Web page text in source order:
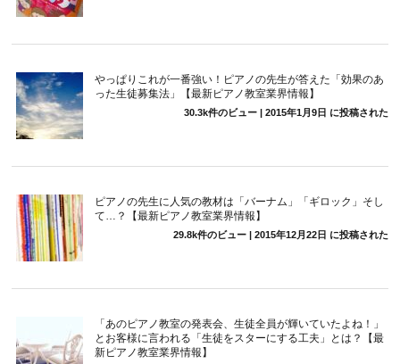
やっぱりこれが一番強い！ピアノの先生が答えた「効果のあ
った生徒募集法」【最新ピアノ教室業界情報】
30.3k件のビュー| 2015年1月9日 に投稿された
ピアノの先生に人気の教材は「バーナム」「ギロック」そし
て…？【最新ピアノ教室業界情報】
29.8k件のビュー| 2015年12月22日 に投稿された
「あのピアノ教室の発表会、生徒全員が輝いていたよね！」
とお客様に言われる「生徒をスターにする工夫」とは？【最
新ピアノ教室業界情報】